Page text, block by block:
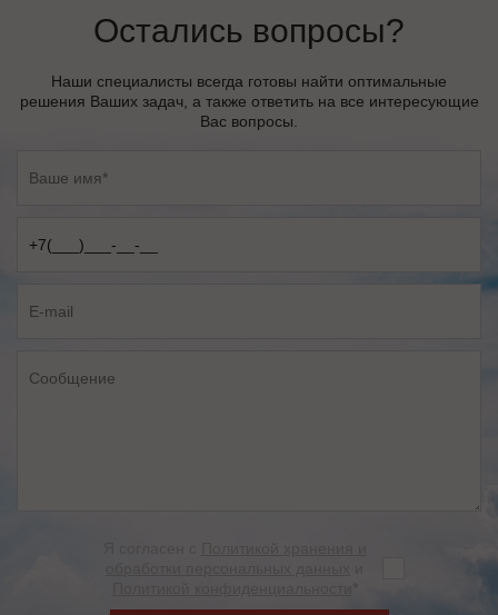
Остались вопросы?
Наши специалисты всегда готовы найти оптимальные
решения Ваших задач, а также ответить на все интересующие
Вас вопросы.